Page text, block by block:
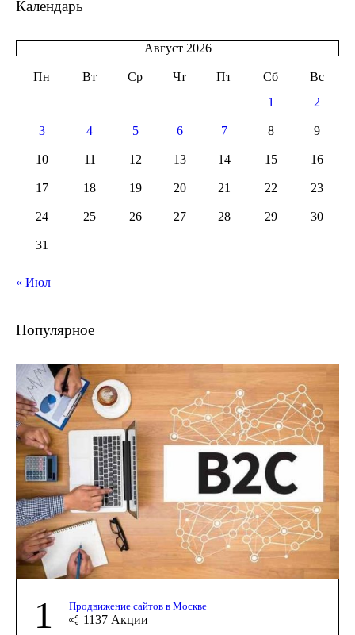
Календарь
Август 2026
Пн Вт Ср Чт Пт Сб
Вс
1
2
3 4 5 6 7 8 9
10 11 12 13 14 15 16
17 18 19 20 21 22 23
24 25 26 27 28 29 30
31
« Июл
Популярное
1 Продвижение сайтов в Москве
1137 Акции